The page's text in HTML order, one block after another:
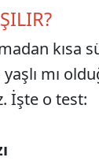
kısa
mı
İşte o test: